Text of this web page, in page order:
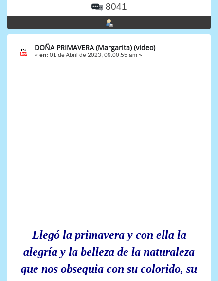
8041
DOÑA PRIMAVERA (Margarita) (video)
« en: 01 de Abril de 2023, 09:00:55 am »
Llegó la primavera y con ella la
alegría y la belleza de la naturaleza
que nos obsequia con su colorido, su